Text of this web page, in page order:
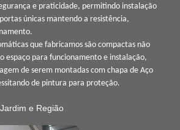
e praticidade, permitindo instalação
únicas mantendo a resistência,
que fabricamos são compactas não
espaço para funcionamento e instalação,
de serem montadas com chapa de Aço
de pintura para proteção.
e Região